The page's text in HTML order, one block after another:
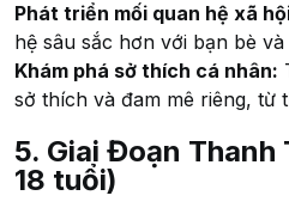
Phát triển mối quan hệ xã
hệ sâu sắc hơn với bạn bè và
Khám phá sở thích cá nhân:
sở thích và đam mê riêng, từ
5. Giai Đoạn Thanh
18 tuổi)